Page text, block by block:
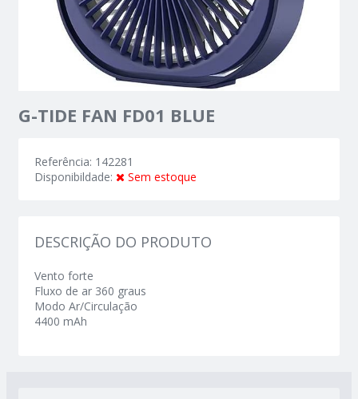
G-TIDE FAN FD01 BLUE
Referência: 142281
Disponibildade:
Sem estoque
DESCRIÇÃO DO PRODUTO
Vento forte
Fluxo de ar 360 graus
Modo Ar/Circulação
4400 mAh